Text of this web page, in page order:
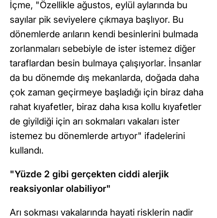
İçme, "Özellikle ağustos, eylül aylarında bu
sayılar pik seviyelere çıkmaya başlıyor. Bu
dönemlerde arıların kendi besinlerini bulmada
zorlanmaları sebebiyle de ister istemez diğer
taraflardan besin bulmaya çalışıyorlar. İnsanlar
da bu dönemde dış mekanlarda, doğada daha
çok zaman geçirmeye başladığı için biraz daha
rahat kıyafetler, biraz daha kısa kollu kıyafetler
de giyildiği için arı sokmaları vakaları ister
istemez bu dönemlerde artıyor" ifadelerini
kullandı.
"Yüzde 2 gibi gerçekten ciddi alerjik
reaksiyonlar olabiliyor"
Arı sokması vakalarında hayati risklerin nadir